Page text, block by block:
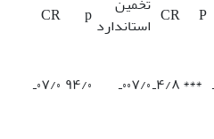
P
CR استاندارد p
CR
***۴/۸ـ ۰۰۷/۰ـ ۹۴/۰ ۰۷/۰ـ